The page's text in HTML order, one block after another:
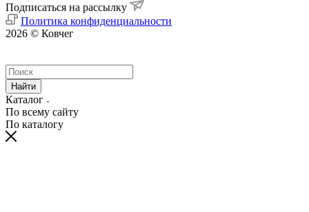
Подписаться на рассылку
Политика конфиденциальности
2026 © Ковчег
Найти
Каталог
По всему сайту
По каталогу